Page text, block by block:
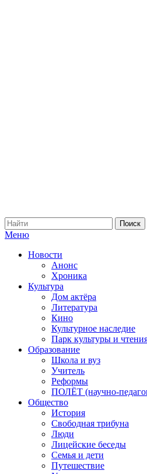
Меню
Новости
Анонс
Хроника
Культура
Дом актёра
Литература
Кино
Культурное наследие
Парк культуры и
Образование
Школа и вуз
Учитель
Реформы
ПОЛЁТ (научно-
Общество
История
Свободная трибуна
Люди
Лицейские беседы
Семья и дети
Путешествие